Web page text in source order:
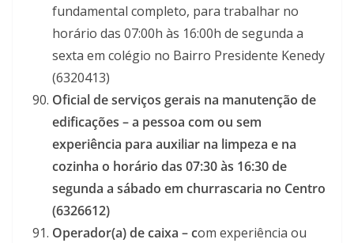
fundamental completo, para trabalhar no
horário das 07:00h às 16:00h de segunda a
sexta em colégio no Bairro Presidente Kenedy
(6320413)
Oficial de serviços gerais na manutenção de
edificações – a pessoa com ou sem
experiência para auxiliar na limpeza e na
cozinha o horário das 07:30 às 16:30 de
segunda a sábado em churrascaria no Centro
(6326612)
Operador(a) de caixa – com experiência ou